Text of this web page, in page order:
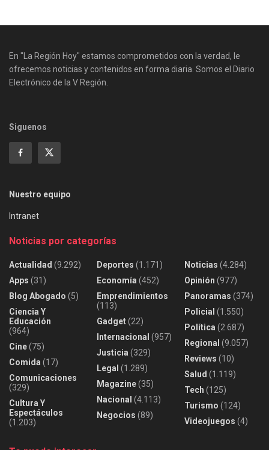
En "La Región Hoy" estamos comprometidos con la verdad, le
ofrecemos noticias y contenidos en forma diaria. Somos el Diario
Electrónico de la V Región.
Siguenos
Nuestro equipo
Intranet
Noticias por categorías
Actualidad (9.292)
Apps (31)
Blog Abogado (5)
Ciencia Y
Educación
(964)
Cine(75)
Comida (17)
Comunicaciones
(329)
Cultura Y
Espectáculos
(1.203)
Deportes (1.171)
Economía (452)
Emprendimientos
(113)
Gadget(22)
Internacional (957)
Justicia (329)
Legal (1.289)
Magazine(35)
Nacional (4.113)
Negocios (89)
Noticias (4.284)
Opinión (977)
Panoramas (374)
Policial (1.550)
Política (2.687)
Regional (9.057)
Reviews (10)
Salud (1.119)
Tech (125)
Turismo (124)
Videojuegos (4)